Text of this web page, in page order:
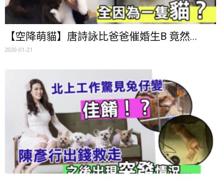
【空降萌貓】唐詩詠比爸爸催婚生B 竟然...
2020-01-21